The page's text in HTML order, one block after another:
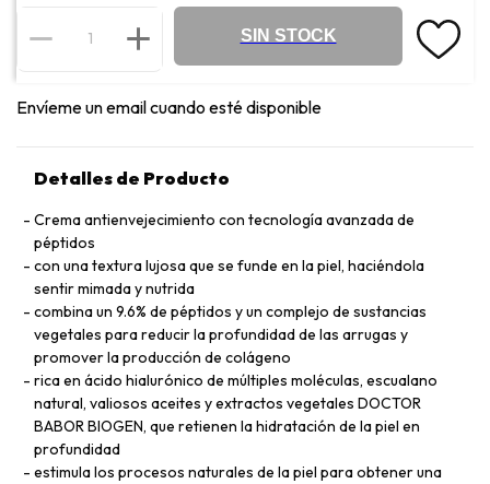
SIN STOCK
Envíeme un email cuando esté disponible
Detalles de Producto
Crema antienvejecimiento con tecnología avanzada de
péptidos
con una textura lujosa que se funde en la piel, haciéndola
sentir mimada y nutrida
combina un 9.6% de péptidos y un complejo de sustancias
vegetales para reducir la profundidad de las arrugas y
promover la producción de colágeno
rica en ácido hialurónico de múltiples moléculas, escualano
natural, valiosos aceites y extractos vegetales DOCTOR
BABOR BIOGEN, que retienen la hidratación de la piel en
profundidad
estimula los procesos naturales de la piel para obtener una